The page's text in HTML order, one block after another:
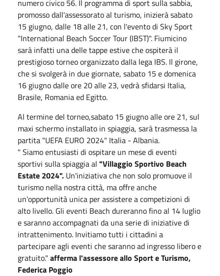
numero civico 56. Il programma di sport sulla sabbia,
promosso dall'assessorato al turismo, inizierà sabato
15 giugno, dalle 18 alle 21, con l'evento di Sky Sport
"International Beach Soccer Tour (IBST)". Fiumicino
sarà infatti una delle tappe estive che ospiterà il
prestigioso torneo organizzato dalla lega IBS. Il girone,
che si svolgerà in due giornate, sabato 15 e domenica
16 giugno dalle ore 20 alle 23, vedrà sfidarsi Italia,
Brasile, Romania ed Egitto.
Al termine del torneo,sabato 15 giugno alle ore 21, sul
maxi schermo installato in spiaggia, sarà trasmessa la
partita "UEFA EURO 2024" Italia - Albania.
" Siamo entusiasti di ospitare un mese di eventi
sportivi sulla spiaggia al "Villaggio Sportivo Beach
Estate 2024". Un'iniziativa che non solo promuove il
turismo nella nostra città, ma offre anche
un'opportunità unica per assistere a competizioni di
alto livello. Gli eventi Beach dureranno fino al 14 luglio
e saranno accompagnati da una serie di iniziative di
intrattenimento. Invitiamo tutti i cittadini a
partecipare agli eventi che saranno ad ingresso libero e
gratuito." afferma l'assessore allo Sport e Turismo,
Federica Poggio